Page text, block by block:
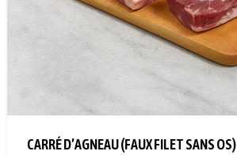
CARRÉ D’AGNEAU (FAUX FILET SANS OS)